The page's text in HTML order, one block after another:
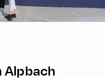
Alpbach